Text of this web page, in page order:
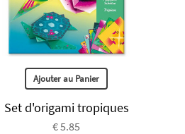
Ajouter au Panier
Set d'origami tropiques
€ 5.85